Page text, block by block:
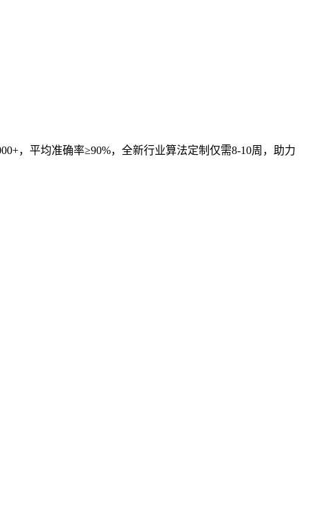
，平均准确率≥90%，全新行业算法定制仅需8-10周，助力